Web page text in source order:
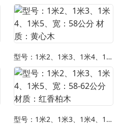
型号：1米2、1米3、1米4、1米5、宽：58公分 材质：黄心木
型号：1米2、1米3、1米4、1米5、宽：58-62公分 材质：红香柏木